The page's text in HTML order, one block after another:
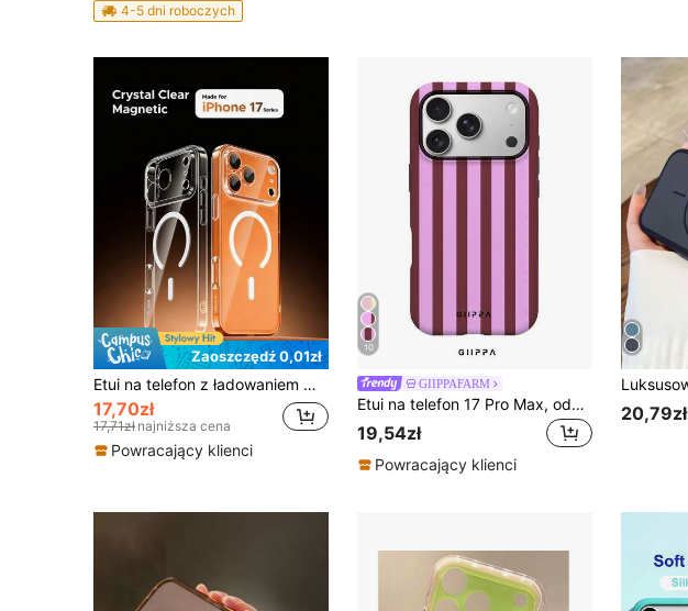
4-5 dni roboczych
Zaoszczędź 0,01zł
Etui na telefon z ładowaniem magnetycznym Magsafe, przezroczyste, pasujące do najnowszych modeli 17/17 Pro/17 Pro Max/17 Air/16 E/15/14/13 Pro Max/12/11. Przezroczyste, miękkie etui ochronne TPU o ultracienkim wykończeniu.
17,70zł
17,71zł najniższa cena
Powracający klienci
10
GIIPPAFARM
Etui na telefon 17 Pro Max, odporne na wstrząsy, modne, 1 szt., z fioletowym nadrukiem w paski, pasuje do modeli 16 Pro Max, 15 Pro Max, 14 Pro Max, koreańskie, stylowe i ciekawe etui na telefon, kompatybilne z modelami 11/12/13/14/15/16 Pro Max Plus, elegancki design, odpowiedni dla mężczyzn i kobiet, idealny prezent dla dziewczyny na Wielkanoc, wiosnę i urodziny
19,54zł
Powracający klienci
20,79zł